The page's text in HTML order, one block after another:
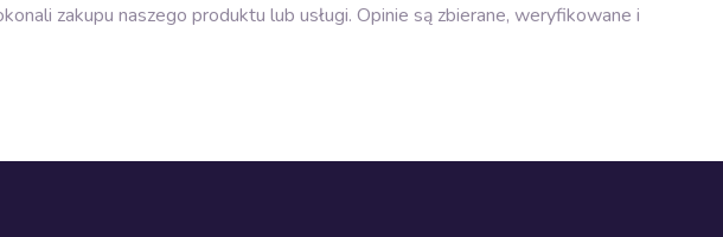
zakupu naszego produktu lub usługi. Opinie są zbierane, weryfikowane i